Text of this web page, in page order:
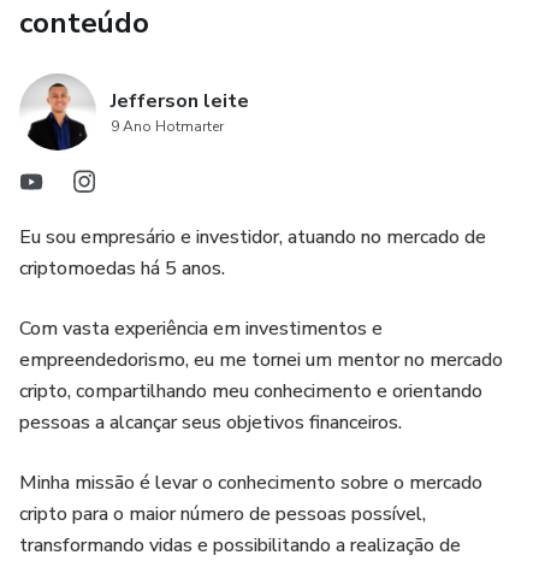
conteúdo
Jefferson leite
9 Ano Hotmarter
Eu sou empresário e investidor, atuando no mercado de
criptomoedas há 5 anos.
Com vasta experiência em investimentos e
empreendedorismo, eu me tornei um mentor no mercado
cripto, compartilhando meu conhecimento e orientando
pessoas a alcançar seus objetivos financeiros.
Minha missão é levar o conhecimento sobre o mercado
cripto para o maior número de pessoas possível,
transformando vidas e possibilitando a realização de